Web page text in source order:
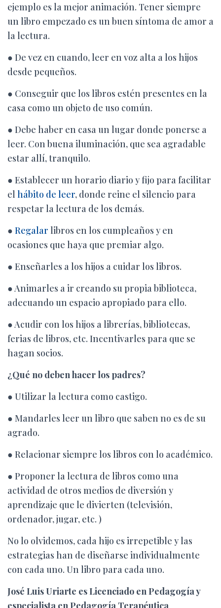
ejemplo es la mejor animación. Tener siempre
un libro empezado es un buen síntoma de amor a
la lectura.
● De vez en cuando, leer en voz alta a los hijos
desde pequeños.
● Conseguir que los libros estén presentes en la
casa como un objeto de uso común.
● Debe haber en casa un lugar donde ponerse a
leer. Con buena iluminación, que sea agradable
estar allí, tranquilo.
● Establecer un horario diario y fijo para facilitar
el hábito de leer, donde reine el silencio para
respetar la lectura de los demás.
● Regalar libros en los cumpleaños y en
ocasiones que haya que premiar algo.
● Enseñarles a los hijos a cuidar los libros.
● Animarles a ir creando su propia biblioteca,
adecuando un espacio apropiado para ello.
● Acudir con los hijos a librerías, bibliotecas,
ferias de libros, etc. Incentivarles para que se
hagan socios.
¿Qué no deben hacer los padres?
● Utilizar la lectura como castigo.
● Mandarles leer un libro que saben no es de su
agrado.
● Relacionar siempre los libros con lo académico.
● Proponer la lectura de libros como una
actividad de otros medios de diversión y
aprendizaje que le divierten (televisión,
ordenador, jugar, etc. )
No lo olvidemos, cada hijo es irrepetible y las
estrategias han de diseñarse individualmente
con cada uno. Un libro para cada uno.
José Luis Uriarte esLicenciado en Pedagogía y
especialista en Pedagogía Terapéutica